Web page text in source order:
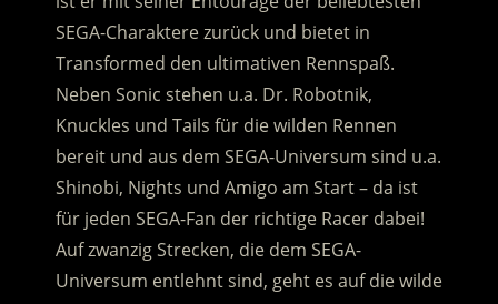
SEGA-Charaktere zurück und bietet in
Transformed den ultimativen Rennspaß.
Neben Sonic stehen u.a. Dr. Robotnik,
Knuckles und Tails für die wilden Rennen
bereit und aus dem SEGA-Universum sind u.a.
Shinobi, Nights und Amigo am Start – da ist
für jeden SEGA-Fan der richtige Racer dabei!
Auf zwanzig Strecken, die dem SEGA-
Universum entlehnt sind, geht es auf die wilde